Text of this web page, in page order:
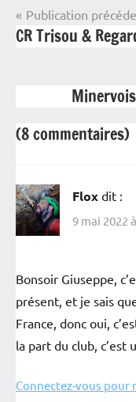
3SI
Navigation
de
Publication
CR Trisou &
(8 commentaires)
Flox dit :
9 mai 2022
Bonsoir Giuseppe,
présent, et je sais
France, donc oui,
la part du club, c’est
Connectez-vous pour